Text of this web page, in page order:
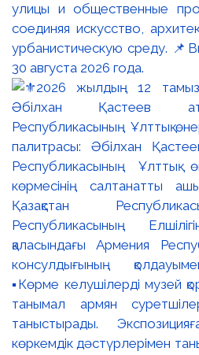
улицы и общественные
соединяя искусство,
урбанистическую среду.
30 августа 2026 года.